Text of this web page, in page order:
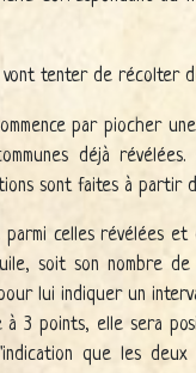
tenter de récolter
par piocher
déjà
sont faites à partir
celles révélées et
soit son nombre
lui indiquer un
3 points, elle sera
que les